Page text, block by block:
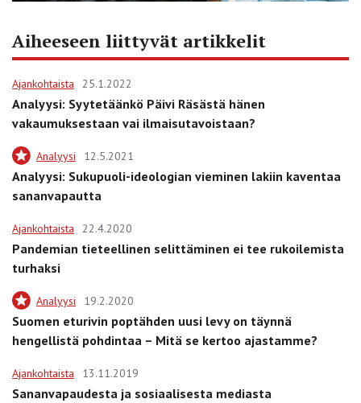
Aiheeseen liittyvät artikkelit
Ajankohtaista 25.1.2022
Analyysi: Syytetäänkö Päivi Räsästä hänen
vakaumuksestaan vai ilmaisutavoistaan?
Analyysi 12.5.2021
Analyysi: Sukupuoli-ideologian vieminen lakiin kaventaa
sananvapautta
Ajankohtaista 22.4.2020
Pandemian tieteellinen selittäminen ei tee rukoilemista
turhaksi
Analyysi 19.2.2020
Suomen eturivin poptähden uusi levy on täynnä
hengellistä pohdintaa – Mitä se kertoo ajastamme?
Ajankohtaista 13.11.2019
Sananvapaudesta ja sosiaalisesta mediasta